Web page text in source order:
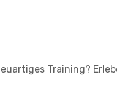
Training?